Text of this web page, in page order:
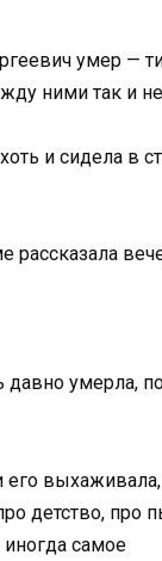
умер —
ними так и не
и сидела в
рассказала
умерла,
его
детство, про
иногда самое